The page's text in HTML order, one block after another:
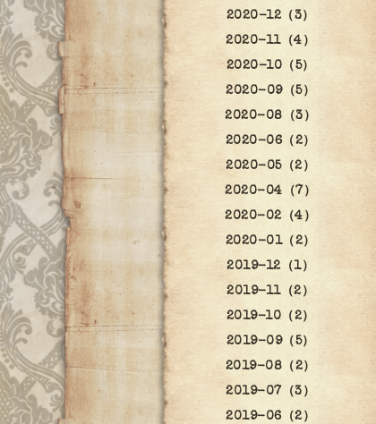
2020-12（3）
2020-11（4）
2020-10（5）
2020-09（5）
2020-08（3）
2020-06（2）
2020-05（2）
2020-04（7）
2020-02（4）
2020-01（2）
2019-12（1）
2019-11（2）
2019-10（2）
2019-09（5）
2019-08（2）
2019-07（3）
2019-06（2）